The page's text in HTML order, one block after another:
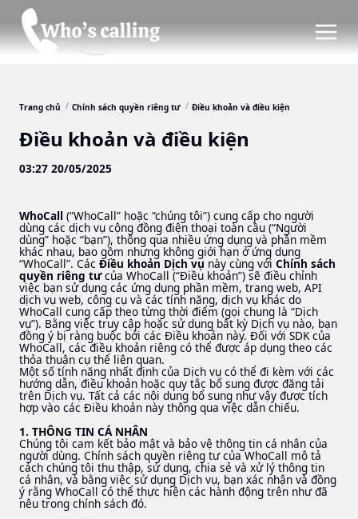
Trang chủ Chính sách quyền riêng tư Điều khoản và điều kiện
Điều khoản và điều kiện
03:27 20/05/2025
WhoCall (“WhoCall” hoặc “chúng tôi”) cung cấp cho người
dùng các dịch vụ cộng đồng điện thoại toàn cầu (“Người
dùng” hoặc “bạn”), thông qua nhiều ứng dụng và phần mềm
khác nhau, bao gồm nhưng không giới hạn ở ứng dụng
“WhoCall”. Các Điều khoản Dịch vụ này cùng với Chính sách
quyền riêng tưcủa WhoCall (“Điều khoản”) sẽ điều chỉnh
việc bạn sử dụng các ứng dụng phần mềm, trang web, API
dịch vụ web, công cụ và các tính năng, dịch vụ khác do
WhoCall cung cấp theo từng thời điểm (gọi chung là “Dịch
vụ”). Bằng việc truy cập hoặc sử dụng bất kỳ Dịch vụ nào, bạn
đồng ý bị ràng buộc bởi các Điều khoản này. Đối với SDK của
WhoCall, các điều khoản riêng có thể được áp dụng theo các
thỏa thuận cụ thể liên quan.
Một số tính năng nhất định của Dịch vụ có thể đi kèm với các
hướng dẫn, điều khoản hoặc quy tắc bổ sung được đăng tải
trên Dịch vụ. Tất cả các nội dung bổ sung như vậy được tích
hợp vào các Điều khoản này thông qua việc dẫn chiếu.
1. THÔNG TIN CÁ NHÂN
Chúng tôi cam kết bảo mật và bảo vệ thông tin cá nhân của
người dùng. Chính sách quyền riêng tư của WhoCall mô tả
cách chúng tôi thu thập, sử dụng, chia sẻ và xử lý thông tin
cá nhân, và bằng việc sử dụng Dịch vụ, bạn xác nhận và đồng
ý rằng WhoCall có thể thực hiện các hành động trên như đã
nêu trong chính sách đó.